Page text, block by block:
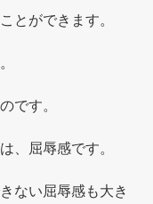
とができます。
です。
、屈辱感です。
ない屈辱感も大き